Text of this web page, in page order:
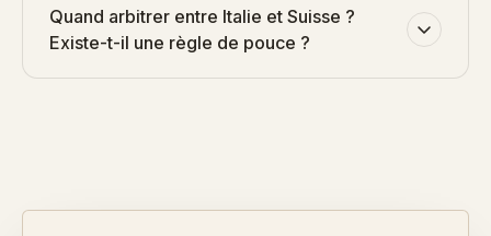
Quand arbitrer entre Italie et Suisse ?
Existe-t-il une règle de pouce ?